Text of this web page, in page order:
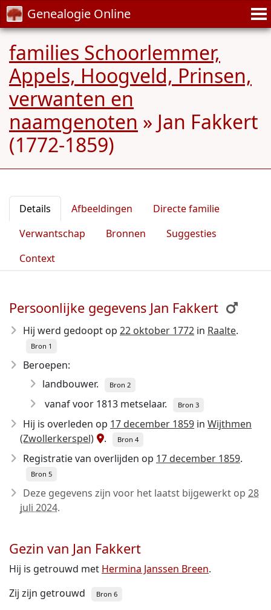
Genealogie Online
families Schoorlemmer,
Appels, Hoogveld, Prinsen,
verwanten en
naamgenoten » Jan Fakkert
(1772-1859)
Details Afbeeldingen
Directe familie
Verwantschap
Bronnen
Suggesties
Context
Persoonlijke gegevens Jan Fakkert
Hij werd gedoopt op 22 oktober 1772 in Raalte.
Bron 1
Beroepen:
landbouwer.
Bron 2
vanaf voor 1813 metselaar. Bron 3
Hij is overleden op 17 december 1859 in Wijthmen
(Zwollerkerspel)
. Bron 4
Registratie van overlijden op 17 december 1859.
Bron 5
Deze gegevens zijn voor het laatst bijgewerkt op 28
juli 2024.
Gezin van Jan Fakkert
Hij is getrouwd met Hermina Janssen Breen.
Zij zijn getrouwd
Bron 6